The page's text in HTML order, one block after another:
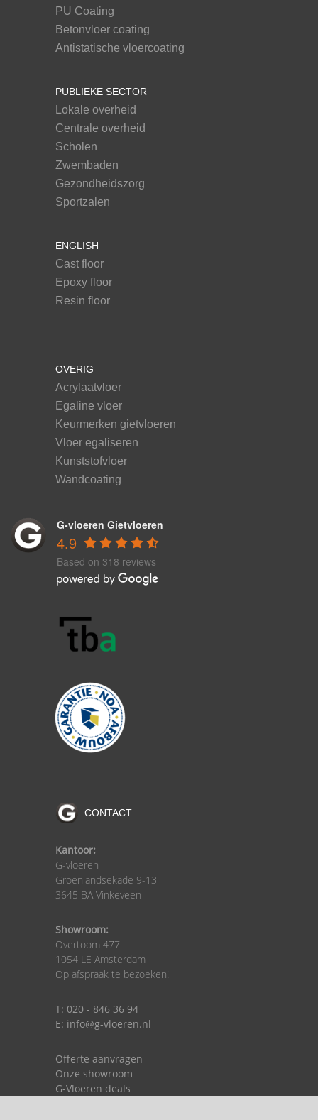
PU Coating
Betonvloer coating
Antistatische vloercoating
PUBLIEKE SECTOR
Lokale overheid
Centrale overheid
Scholen
Zwembaden
Gezondheidszorg
Sportzalen
ENGLISH
Cast floor
Epoxy floor
Resin floor
OVERIG
Acrylaatvloer
Egaline vloer
Keurmerken gietvloeren
Vloer egaliseren
Kunststofvloer
Wandcoating
G-vloeren Gietvloeren
4.9
Based on 318 reviews
CONTACT
Kantoor:
G-vloeren
Groenlandsekade 9-13
3645 BA Vinkeveen
Showroom:
Overtoom 477
1054 LE Amsterdam
Op afspraak te bezoeken!
T: 020 - 846 36 94
E: info@g-vloeren.nl
Offerte aanvragen
Onze showroom
G-Vloeren deals